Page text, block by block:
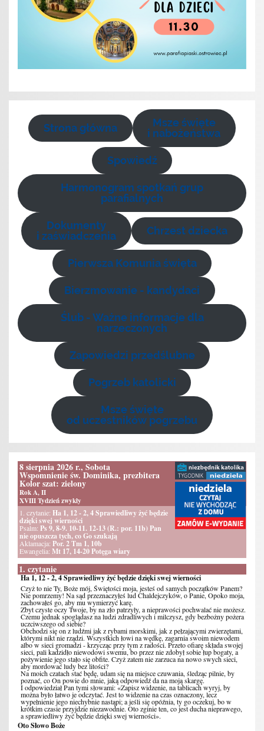
Strona główna
Msze święte
i nabożeństwa
Spowiedź
Harmonogram spotkań grup
parafialnych
Dokumenty
i zaświadczenia
Chrzest dziecka
Pierwsza Komunia święta
Bierzmowanie - kandydaci
Ślub - Ważne informacje dla
narzeczonych
Zapowiedzi przedślubne
Pogrzeb katolicki
Msze święte
od uczestników pogrzebu
8 sierpnia 2026 r., Sobota
Wspomnienie św. Dominika, prezbitera
Kolor szat: zielony
Rok A, II
XVIII Tydzień zwykły
1. czytanie:Ha 1, 12 - 2, 4 Sprawiedliwy żyć będzie
dzięki swej wierności
Psalm:Ps 9, 8-9. 10-11. 12-13 (R.: por. 11b) Pan
nie opuszcza tych, co Go szukają
Aklamacja:Por. 2 Tm 1, 10b
Ewangelia:Mt 17, 14-20 Potęga wiary
1. czytanie
Ha 1, 12 - 2, 4 Sprawiedliwy żyć będzie dzięki swej wierności
Czyż to nie Ty, Boże mój, Świętości moja, jesteś od samych początków Panem?
Nie pomrzemy! Na sąd przeznaczyłeś lud Chaldejczyków, o Panie, Opoko moja,
zachowałeś go, aby mu wymierzyć karę.
Zbyt czyste oczy Twoje, by na zło patrzyły, a nieprawości pochwalać nie możesz.
Czemu jednak spoglądasz na ludzi zdradliwych i milczysz, gdy bezbożny pożera
uczciwszego od siebie?
Obchodzi się on z ludźmi jak z rybami morskimi, jak z pełzającymi zwierzętami,
którymi nikt nie rządzi. Wszystkich łowi na wędkę, zagarnia swoim niewodem
albo w sieci gromadzi - krzycząc przy tym z radości. Przeto ofiarę składa swojej
sieci, pali kadzidło niewodowi swemu, bo przez nie zdobył sobie łup bogaty, a
pożywienie jego stało się obfite. Czyż zatem nie zarzuca na nowo swych sieci,
aby mordować ludy bez litości?
Na moich czatach stać będę, udam się na miejsce czuwania, śledząc pilnie, by
poznać, co On powie do mnie, jaką odpowiedź da na moją skargę.
I odpowiedział Pan tymi słowami: «Zapisz widzenie, na tablicach wyryj, by
można było łatwo je odczytać. Jest to widzenie na czas oznaczony, lecz
wypełnienie jego niechybnie nastąpi; a jeśli się opóźnia, ty go oczekuj, bo w
krótkim czasie przyjdzie niezawodnie. Oto zginie ten, co jest ducha nieprawego,
a sprawiedliwy żyć będzie dzięki swej wierności».
Oto Słowo Boże